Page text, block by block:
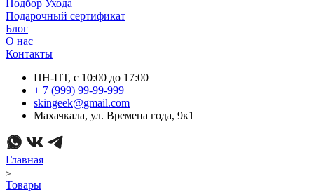
Подбор Ухода
Подарочный сертификат
Блог
О нас
Контакты
ПН-ПТ, с 10:00 до 17:00
+ 7 (999) 99-99-999
skingeek@gmail.com
Махачкала, ул. Времена года, 9к1
Главная
Товары